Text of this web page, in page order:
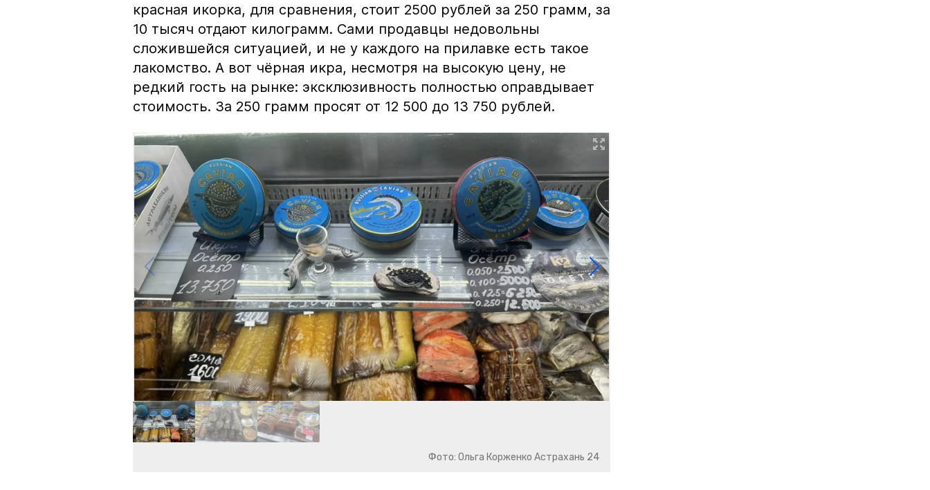
красная икорка, для сравнения, стоит 2500 рублей за 250 грамм, за
10 тысяч отдают килограмм. Сами продавцы недовольны
сложившейся ситуацией, и не у каждого на прилавке есть такое
лакомство. А вот чёрная икра, несмотря на высокую цену, не
редкий гость на рынке: эксклюзивность полностью оправдывает
стоимость. За 250 грамм просят от 12 500 до 13 750 рублей.
Фото: Ольга Корженко Астрахань 24